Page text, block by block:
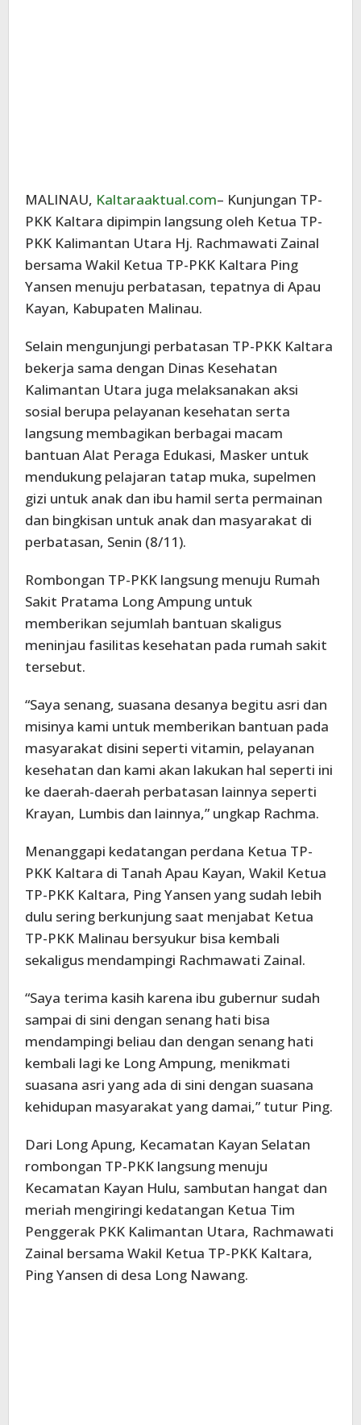
MALINAU, Kaltaraaktual.com– Kunjungan TP-
PKK Kaltara dipimpin langsung oleh Ketua TP-
PKK Kalimantan Utara Hj. Rachmawati Zainal
bersama Wakil Ketua TP-PKK Kaltara Ping
Yansen menuju perbatasan, tepatnya di Apau
Kayan, Kabupaten Malinau.
Selain mengunjungi perbatasan TP-PKK Kaltara
bekerja sama dengan Dinas Kesehatan
Kalimantan Utara juga melaksanakan aksi
sosial berupa pelayanan kesehatan serta
langsung membagikan berbagai macam
bantuan Alat Peraga Edukasi, Masker untuk
mendukung pelajaran tatap muka, supelmen
gizi untuk anak dan ibu hamil serta permainan
dan bingkisan untuk anak dan masyarakat di
perbatasan, Senin (8/11).
Rombongan TP-PKK langsung menuju Rumah
Sakit Pratama Long Ampung untuk
memberikan sejumlah bantuan skaligus
meninjau fasilitas kesehatan pada rumah sakit
tersebut.
“Saya senang, suasana desanya begitu asri dan
misinya kami untuk memberikan bantuan pada
masyarakat disini seperti vitamin, pelayanan
kesehatan dan kami akan lakukan hal seperti ini
ke daerah-daerah perbatasan lainnya seperti
Krayan, Lumbis dan lainnya,” ungkap Rachma.
Menanggapi kedatangan perdana Ketua TP-
PKK Kaltara di Tanah Apau Kayan, Wakil Ketua
TP-PKK Kaltara, Ping Yansen yang sudah lebih
dulu sering berkunjung saat menjabat Ketua
TP-PKK Malinau bersyukur bisa kembali
sekaligus mendampingi Rachmawati Zainal.
“Saya terima kasih karena ibu gubernur sudah
sampai di sini dengan senang hati bisa
mendampingi beliau dan dengan senang hati
kembali lagi ke Long Ampung, menikmati
suasana asri yang ada di sini dengan suasana
kehidupan masyarakat yang damai,” tutur Ping.
Dari Long Apung, Kecamatan Kayan Selatan
rombongan TP-PKK langsung menuju
Kecamatan Kayan Hulu, sambutan hangat dan
meriah mengiringi kedatangan Ketua Tim
Penggerak PKK Kalimantan Utara, Rachmawati
Zainal bersama Wakil Ketua TP-PKK Kaltara,
Ping Yansen di desa Long Nawang.